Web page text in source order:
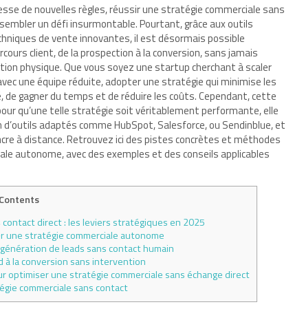
de nouvelles règles, réussir une stratégie commerciale sans
un défi insurmontable. Pourtant, grâce aux outils
de vente innovantes, il est désormais possible
client, de la prospection à la conversion, sans jamais
physique. Que vous soyez une startup cherchant à scaler
une équipe réduite, adopter une stratégie qui minimise les
gagner du temps et de réduire les coûts. Cependant, cette
qu’une telle stratégie soit véritablement performante, elle
adaptés comme HubSpot, Salesforce, ou Sendinblue, et
à distance. Retrouvez ici des pistes concrètes et méthodes
autonome, avec des exemples et des conseils applicables
Contents
direct : les leviers stratégiques en 2025
stratégie commerciale autonome
de leads sans contact humain
à la conversion sans intervention
une stratégie commerciale sans échange direct
commerciale sans contact